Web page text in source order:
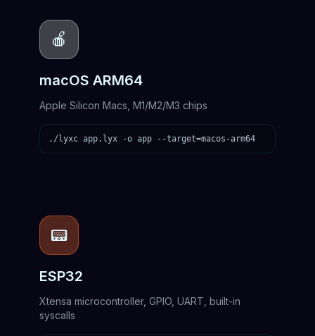
🍎
macOS ARM64
Apple Silicon Macs, M1/M2/M3 chips
./lyxc app.lyx -o app --target=macos-arm64
📟
ESP32
Xtensa microcontroller, GPIO, UART, built-in
syscalls